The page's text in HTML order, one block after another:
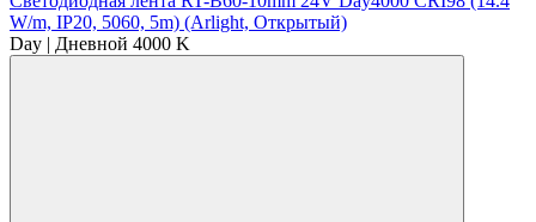
W/m, IP20, 5060, 5m) (Arlight, Открытый)
Day | Дневной 4000 K